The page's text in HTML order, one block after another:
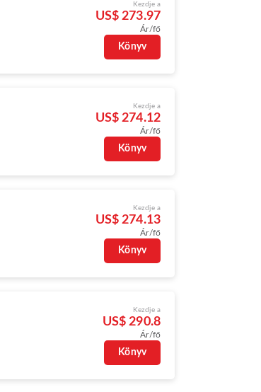
Kezdje a
US$ 273.97
Ár/fő
Könyv
Kezdje a
US$ 274.12
Ár/fő
Könyv
Kezdje a
US$ 274.13
Ár/fő
Könyv
Kezdje a
US$ 290.8
Ár/fő
Könyv